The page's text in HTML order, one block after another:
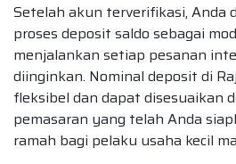
Setelah akun terverifikasi, Anda
proses deposit saldo sebagai
menjalankan setiap pesanan
diinginkan. Nominal deposit di
fleksibel dan dapat disesuaikan
pemasaran yang telah Anda
ramah bagi pelaku usaha kecil